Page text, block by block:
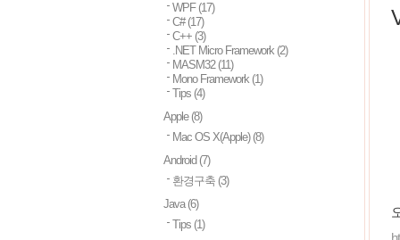
WPF (17)
C# (17)
C++ (3)
.NET Micro Framework (2)
MASM32 (11)
Mono Framework (1)
Tips (4)
Apple (8)
Mac OS X(Apple) (8)
Android (7)
환경구축 (3)
Java (6)
Tips (1)